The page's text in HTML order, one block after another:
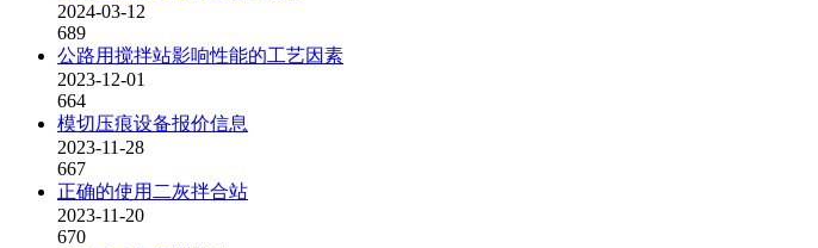
2024-03-12
689
公路用搅拌站影响性能的工艺因素
2023-12-01
664
模切压痕设备报价信息
2023-11-28
667
正确的使用二灰拌合站
2023-11-20
670